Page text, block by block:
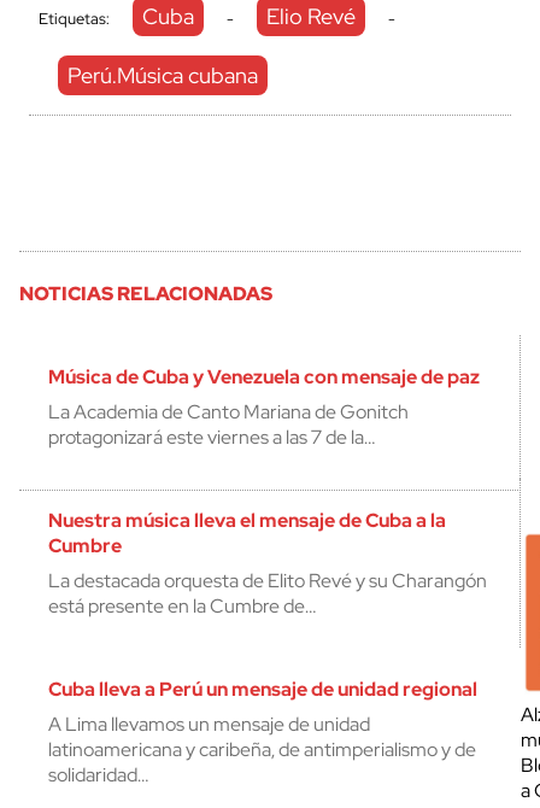
Etiquetas: Cuba - Elio Revé -
Perú.Música cubana
NOTICIAS RELACIONADAS
Música de Cuba y Venezuela con mensaje de paz
La Academia de Canto Mariana de Gonitch
protagonizará este viernes a las 7 de la…
Nuestra música lleva el mensaje de Cuba a la
Cumbre
La destacada orquesta de Elito Revé y su Charangón
está presente en la Cumbre de…
Cuba lleva a Perú un mensaje de unidad regional
A Lima llevamos un mensaje de unidad
latinoamericana y caribeña, de antimperialismo y de
solidaridad…
a